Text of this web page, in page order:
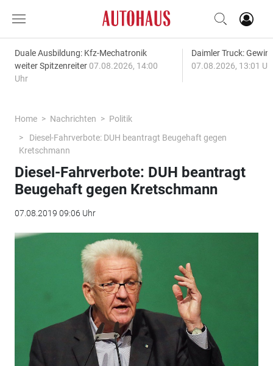
Duale Ausbildung: Kfz-Mechatronik
weiter Spitzenreiter 07.08.2026, 14:00
Uhr
Daimler Truck:
07.08.2026, 13:01
Home Nachrichten
Politik
Diesel-Fahrverbote: DUH beantragt Beugehaft gegen
Kretschmann
Diesel-Fahrverbote: DUH beantragt
Beugehaft gegen Kretschmann
07.08.2019 09:06 Uhr